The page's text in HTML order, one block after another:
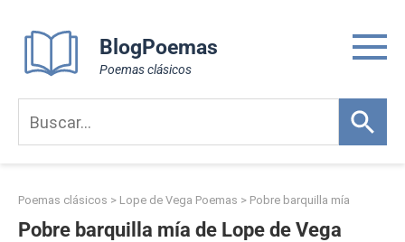
content
BlogPoemas
Poemas clásicos
Poemas clásicos > Lope de Vega Poemas > Pobre barquilla mía
Pobre barquilla mía de Lope de Vega